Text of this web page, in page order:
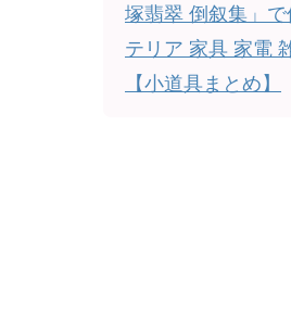
塚翡翠 倒叙集」
テリア 家具 家電
【小道具まとめ】